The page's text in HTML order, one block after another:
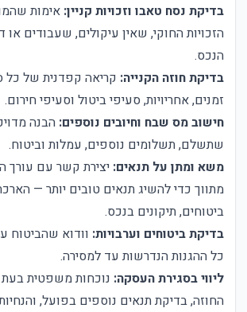
בדיקת נסח טאבו וזכויות קניין: אימות
הזכויות החוקי, שאין עיקולים, שעבודים
הנכס.
בדיקת חוזה הקנייה: קריאה קפדנית של כל
זמנים, אחריויות, סעיפי ביטול וסעיפי חירום.
חישוב מס שבח וחיובים נוספים: הבנה
שתשלם, תשלומים נוספים, עמלות וביטוח.
משא ומתן על תנאים: יצירת קשר עם עורך
מתווך כדי להשיג תנאים טובים יותר —
ביטוחים, תיקונים בנכס.
בדיקת ביטוחים וערבויות: וודוא שהביטוח
כל ההגנות הנדרשות עד למסירה.
ליווי בסגירת העסקה: נוכחות משפטית
החוזה, בדיקת תנאים נוספים בפועל,